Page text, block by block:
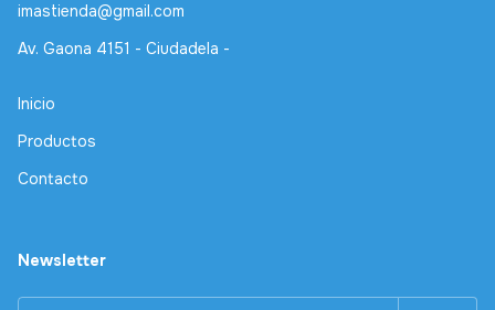
imastienda@gmail.com
Av. Gaona 4151 - Ciudadela -
Inicio
Productos
Contacto
Newsletter